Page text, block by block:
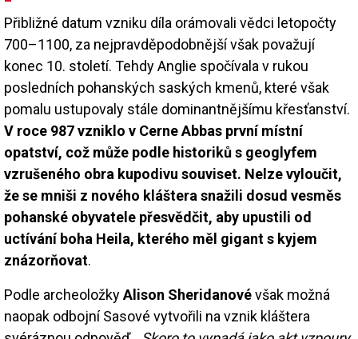
Přibližné datum vzniku díla orámovali vědci letopočty
700–1100, za nejpravděpodobnější však považují
konec 10. století. Tehdy Anglie spočívala v rukou
posledních pohanských saských kmenů, které však
pomalu ustupovaly stále dominantnějšímu křesťanství.
V roce 987 vzniklo v Cerne Abbas první místní
opatství, což může podle historiků s geoglyfem
vzrušeného obra kupodivu souviset. Nelze vyloučit,
že se mniši z nového kláštera snažili dosud vesměs
pohanské obyvatele přesvědčit, aby upustili od
uctívání boha Heila, kterého měl gigant s kyjem
znázorňovat.
Podle archeoložkyAlison Sheridanovévšak možná
naopak odbojní Sasové vytvořili na vznik kláštera